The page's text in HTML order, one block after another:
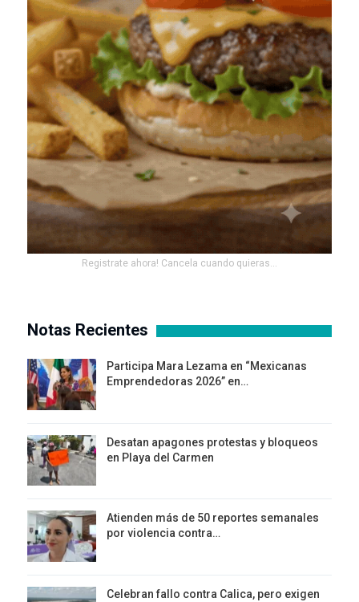
Registrate ahora! Cancela cuando quieras...
Notas Recientes
Participa Mara Lezama en “Mexicanas
Emprendedoras 2026” en…
Desatan apagones protestas y bloqueos
en Playa del Carmen
Atienden más de 50 reportes semanales
por violencia contra…
Celebran fallo contra Calica, pero exigen